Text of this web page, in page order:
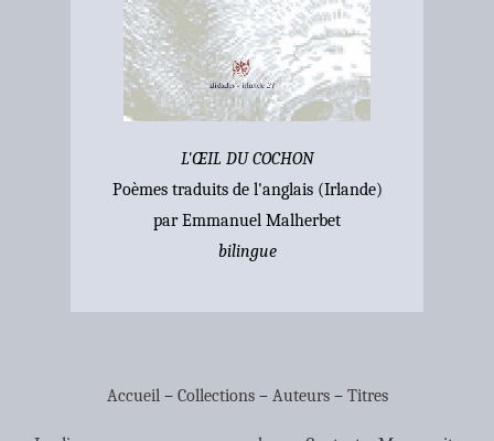
L'ŒIL DU COCHON
Poèmes traduits de l'anglais (Irlande)
par Emmanuel Malherbet
bilingue
Accueil– Collections– Auteurs– Titres